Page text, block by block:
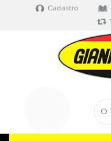
Cadastro